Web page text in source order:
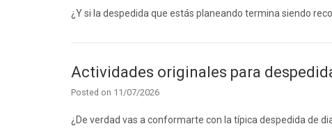
¿Y si la despedida que estás planeando termina siendo
Actividades originales para
Posted on 11/07/2026
¿De verdad vas a conformarte con la típica despedida de